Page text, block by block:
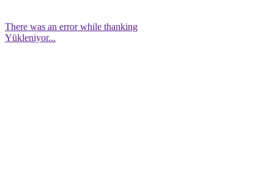
There was an error while thanking
Yükleniyor...